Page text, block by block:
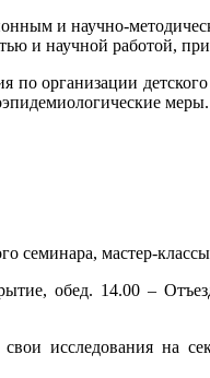
и научно-
и научной работой,
организации
меры.
семинара, мастер-
обед. 14.00 –
исследования на